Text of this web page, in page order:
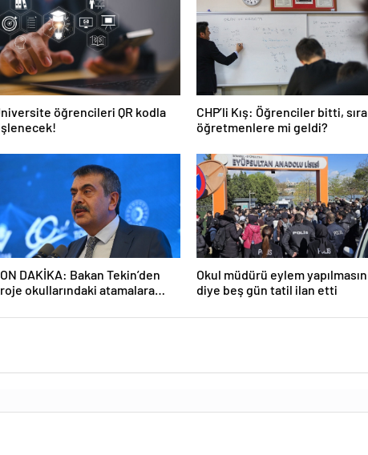
öğrencileri QR kodla
CHP’li Kış: Öğrenciler bitti, sıra
öğretmenlere mi geldi?
DAKİKA: Bakan Tekin’den
okullarındaki atamalara
Okul müdürü eylem yapılmasın
diye beş gün tatil ilan etti